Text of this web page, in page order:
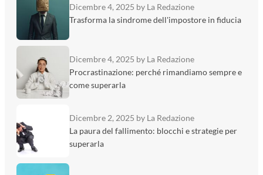
Dicembre 4, 2025 by La Redazione
Trasforma la sindrome dell'impostore in fiducia
Dicembre 4, 2025 by La Redazione
Procrastinazione: perché rimandiamo sempre e
come superarla
Dicembre 2, 2025 by La Redazione
La paura del fallimento: blocchi e strategie per
superarla